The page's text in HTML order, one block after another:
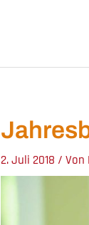
2. Juli 2018 / Von